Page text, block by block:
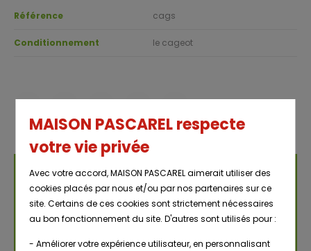
Référence cags
Conditionnement le cageot
NOUS CONTACTER
Renseignements, demandes diverses
MAISON PASCAREL respecte
votre vie privée
Avec votre accord, MAISON PASCAREL aimerait utiliser des
cookies placés par nous et/ou par nos partenaires sur ce
site. Certains de ces cookies sont strictement nécessaires
au bon fonctionnement du site. D'autres sont utilisés pour :
- Améliorer votre expérience utilisateur, en personnalisant